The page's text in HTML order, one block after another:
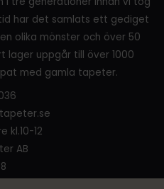
har det samlats ett gediget
olika mönster och över 50
lager uppgår till över 1000
med gamla tapeter.
kl.10-12
AB